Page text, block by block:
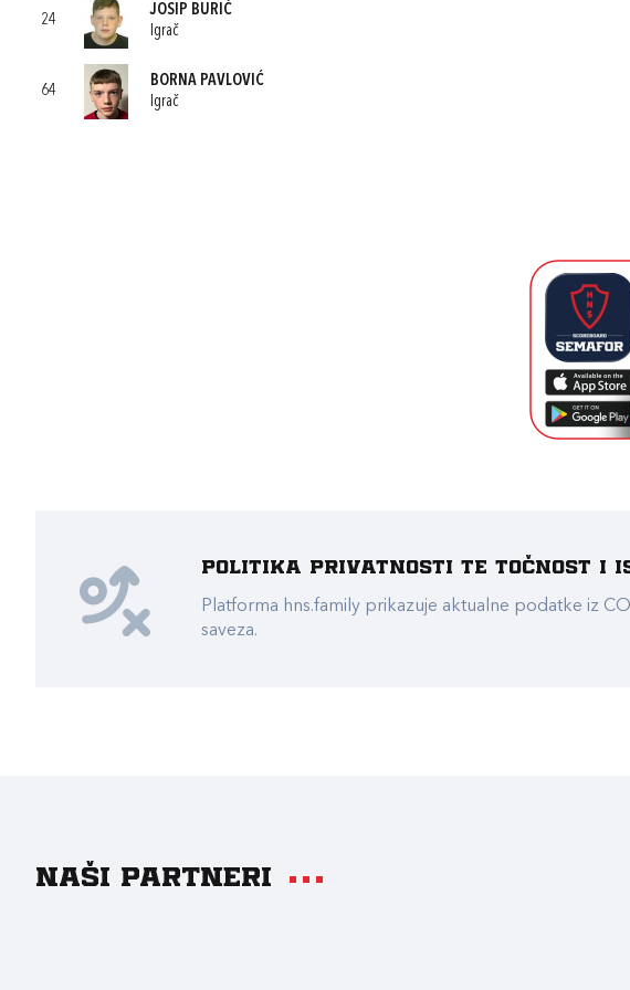
24
JOSIP BURIĆ
Igrač
64
BORNA PAVLOVIĆ
Igrač
Politika privatnosti te točnost i
Platforma hns.family prikazuje aktualne podatke iz
saveza.
Naši partneri